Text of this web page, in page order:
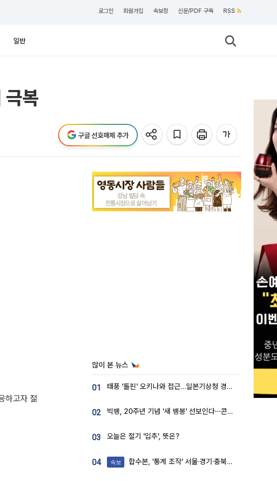
로그인 회원가입 속보창 신문/PDF 구독 RSS
일반
극복
구글 선호매체 추가
하고자 젊
많이 본 뉴스
01 태풍 '돌핀' 오키나와 접근…일본기상청 경로 업데이트
02 빅뱅, 20주년 기념 '새 뱅봉' 선보인다⋯콘서트 앞두고 팝업 개최
03 오늘은 절기 '입추', 뜻은?
04 속보 합수본, '통계 조작' 서울·경기·충북 선관위 등 추가 압수수색